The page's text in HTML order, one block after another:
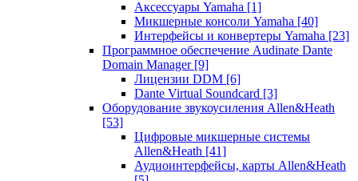
Аксессуары Yamaha [1]
Микшерные консоли Yamaha [40]
Интерфейсы и конвертеры Yamaha [23]
Программное обеспечение Audinate Dante
Domain Manager [9]
Лицензии DDM [6]
Dante Virtual Soundcard [3]
Оборудование звукоусиления Allen&Heath
[53]
Цифровые микшерные системы
Allen&Heath [41]
Аудиоинтерфейсы, карты Allen&Heath